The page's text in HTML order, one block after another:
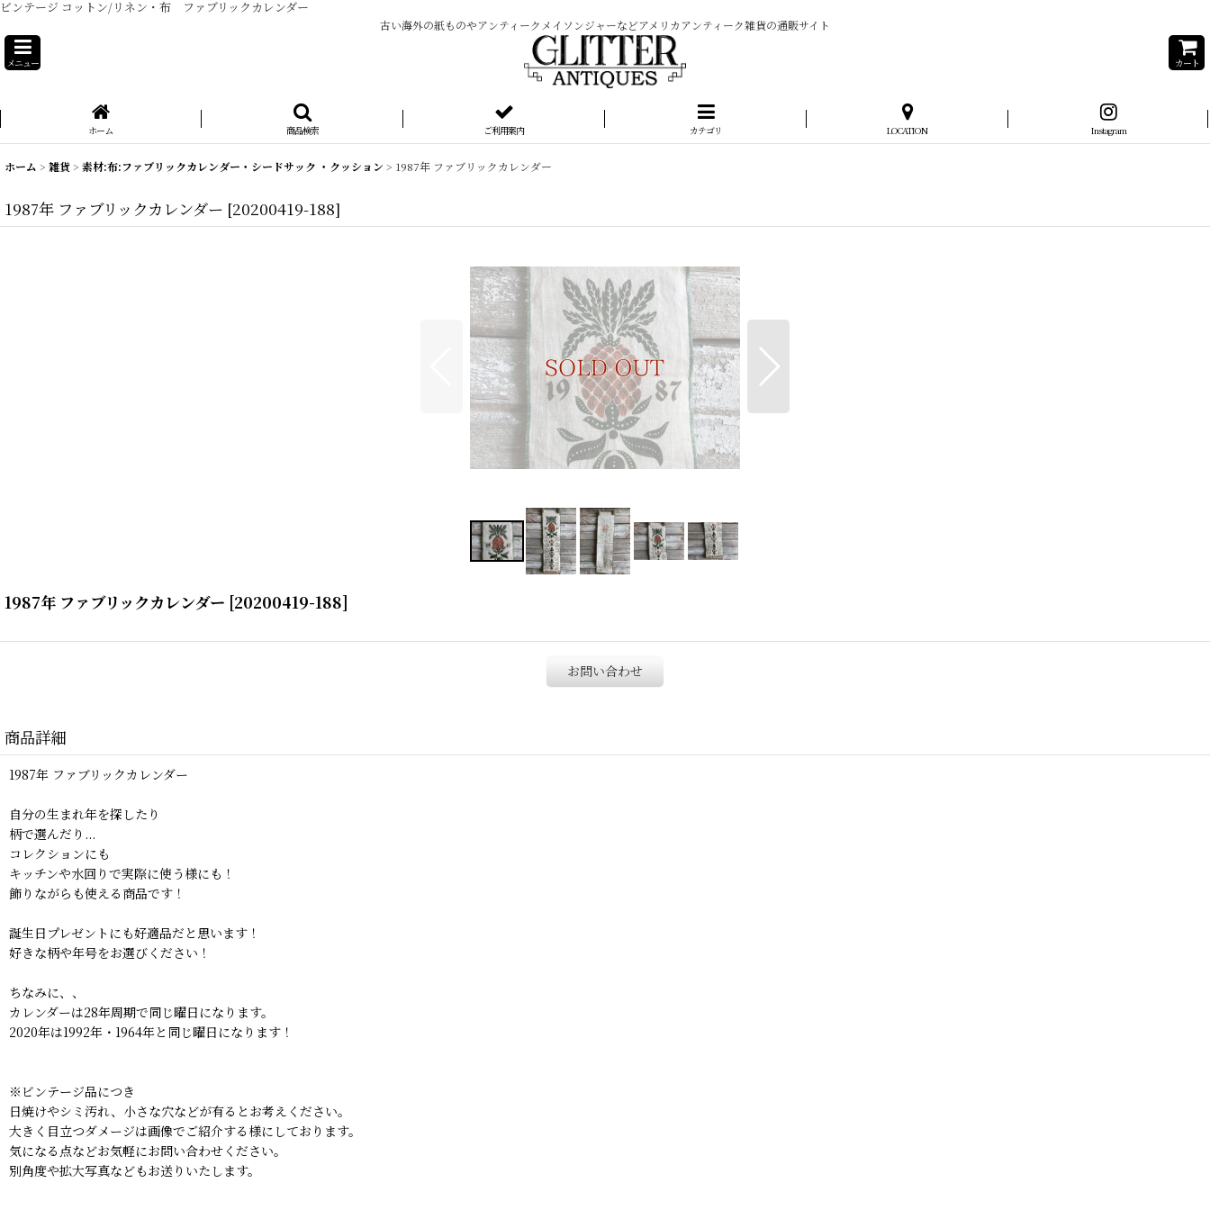
ビンテージ コットン/リネン・布 ファブリックカレンダー
古い海外の紙ものやアンティークメイソンジャーなどアメリカアンティーク雑貨の通販サイト
メニュー カート
ホーム 商品検索 ご利用案内 カテゴリ LOCATION Instagram
ホーム > 雑貨> 素材:布:ファブリックカレンダー・シードサック ・クッション > 1987年 ファブリックカレンダー
1987年 ファブリックカレンダー [20200419-188]
1987年 ファブリックカレンダー [20200419-188]
お問い合わせ
商品詳細
1987年 ファブリックカレンダー
自分の生まれ年を探したり
柄で選んだり...
コレクションにも
キッチンや水回りで実際に使う様にも！
飾りながらも使える商品です！
誕生日プレゼントにも好適品だと思います！
好きな柄や年号をお選びください！
ちなみに、、
カレンダーは28年周期で同じ曜日になります。
2020年は1992年・1964年と同じ曜日になります！
※ビンテージ品につき
日焼けやシミ汚れ、小さな穴などが有るとお考えください。
大きく目立つダメージは画像でご紹介する様にしております。
気になる点などお気軽にお問い合わせください。
別角度や拡大写真などもお送りいたします。